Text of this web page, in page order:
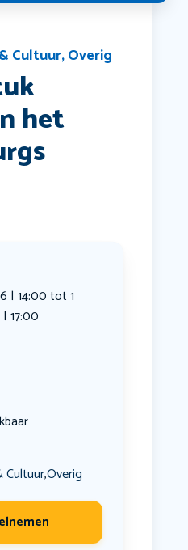
Cultuur,Overig
het
| 14:00 tot 1
17:00
Cultuur,Overig